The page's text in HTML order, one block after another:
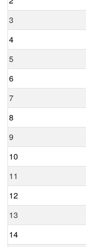
3
4
5
6
7
8
9
10
11
12
13
14